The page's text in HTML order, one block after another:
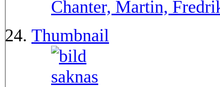
Chanter, Martin,
Thumbnail